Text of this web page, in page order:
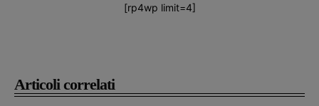
Articoli correlati
[rp4wp limit=4]